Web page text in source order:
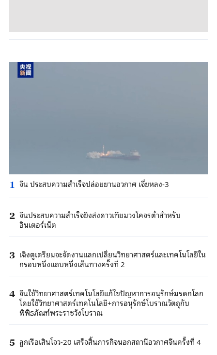
1 จีน ประสบความสำเร็จปล่อยยานอวกาศ เจี๋ยหลง-3
2 จีนประสบความสำเร็จยิงส่งดาวเทียมวงโคจรต่ำสำหรับ
อินเตอร์เน็ต
3 เฉิงตูเตรียมจะจัดงานแลกเปลี่ยนวิทยาศาสตร์และเทคโนโลยีใน
กรอบหนึ่งแถบหนึ่งเส้นทางครั้งที่ 2
4 จีนใช้วิทยาศาสตร์เทคโนโลยีแก้ไขปัญหาการอนุรักษ์มรดกโลก
โดยใช้วิทยาศาสตร์เทคโนโลยี+การอนุรักษ์โบราณวัตถุกับ
พิพิธภัณฑ์พระราชวังโบราณ
5 ลูกเรือเสินโจว-20 เสร็จสิ้นภารกิจนอกสถานีอวกาศจีนครั้งที่ 4